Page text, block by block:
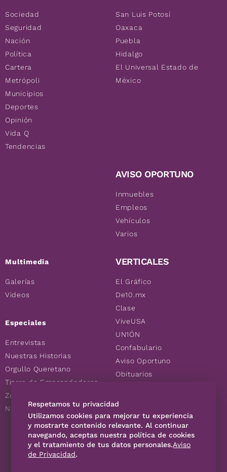
Sociedad
Seguridad
Nación
Política
Cartera
Metrópoli
Municipios
Deportes
Opinión
Vida Q
Tendencias
Multimedia
Galerías
Videos
Especiales
Entrevistas
Nuestras Historias
Orgullo Queretano
Tierra de Emprendedores
Zoociales
Nuevos Queretanos
San Luis Potosí
Oaxaca
Puebla
Hidalgo
El Universal Estado de
México
AVISO OPORTUNO
Inmuebles
Empleos
Vehículos
Varios
VERTICALES
El Gráfico
De10.mx
Clase
ViveUSA
UN1ÓN
Confabulario
Aviso Oportuno
Obituarios
Consultas
SÍGUENOS
Respetamos tu privacidad
Utilizamos cookies para mejorar tu experiencia
y mostrarte contenido relevante. Al continuar
navegando, aceptas nuestra política de cookies
y el tratamiento de tus datos personales.Aviso
de Privacidad.